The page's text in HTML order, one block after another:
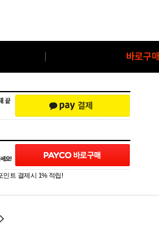
바로구매
인트 결제시 1% 적립!